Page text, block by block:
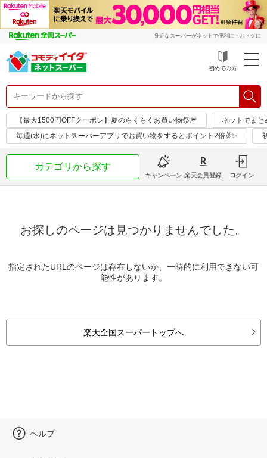
身近なスーパーがネットで便利に・おトクに
初めての方
【最大1500円OFFクーポン】夏のらくらくお買い物祭🎆
ネットでまと
毎週(水)にネットスーパーアプリでお買い物をするとポイント2倍✌✨
カテゴリから探す
キャンペーン 楽天会員登録 ログイン
お探しのページは見つかりませんでした。
指定されたURLのページは存在しないか、一時的に利用できない可
能性があります。
楽天全国スーパートップへ
ヘルプ